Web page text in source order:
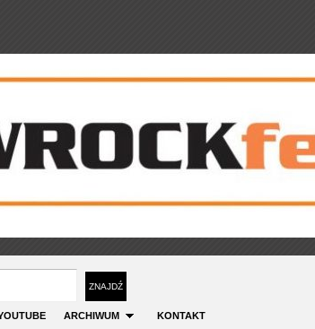
ARCHIWUM KONTAKT